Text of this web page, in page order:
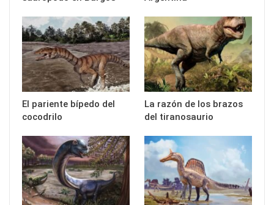
El pariente bípedo del
cocodrilo
La razón de los brazos
del tiranosaurio